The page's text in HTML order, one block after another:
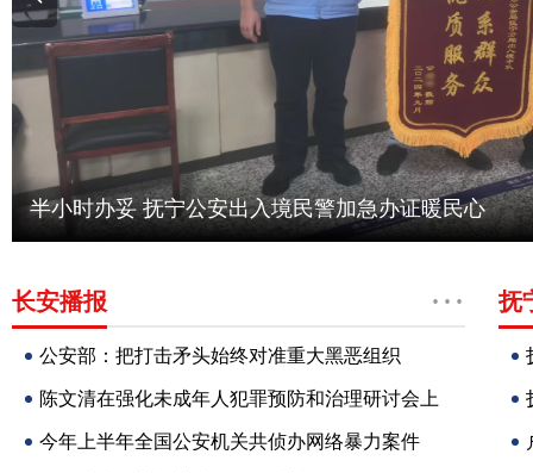
半小时办妥 抚宁公安出入境民警加急办证暖民心
长安播报 ···
公安部：把打击矛头始终对准重大黑恶组织
陈文清在强化未成年人犯罪预防和治理研讨会上
强调 坚持宽严相济 加强综合治理 全面强化未成年
今年上半年全国公安机关共侦办网络暴力案件
抚